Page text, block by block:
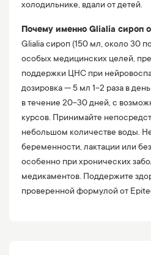
холодильнике, вдали от детей.
Почему именно Glialia сироп
Glialia сироп (150 мл, около 30
особых медицинских целей,
поддержки ЦНС при
дозировка — 5 мл 1-2 раза в
в течение 20-30 дней, с
курсов. Принимайте
небольшом количестве воды.
беременности, лактации или
особенно при хронических
медикаментов. Поддержите
проверенной формулой от